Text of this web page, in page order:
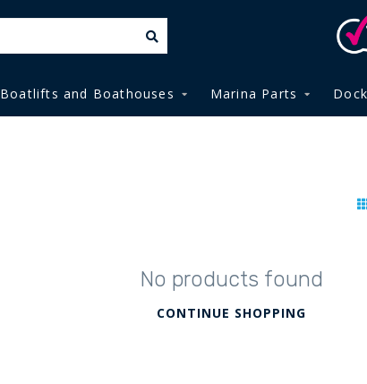
Boatlifts and Boathouses Marina Parts
No products found
CONTINUE SHOPPING